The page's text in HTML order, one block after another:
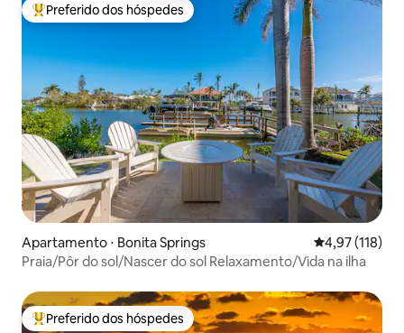
Entre os melhores preferidos dos hóspedes
Preferido dos hóspedes
Apartamento ⋅ Bonita Springs 4,97 de uma
4,97 (118)
Praia/Pôr do sol/Nascer do sol Relaxamento/Vida na ilha
Entre os melhores preferidos dos hóspedes
Preferido dos hóspedes